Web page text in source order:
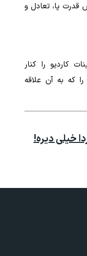
قدرت پا، تعادل و
کاردیو را کنار
را که به آن علاقه
خیلی دیره!